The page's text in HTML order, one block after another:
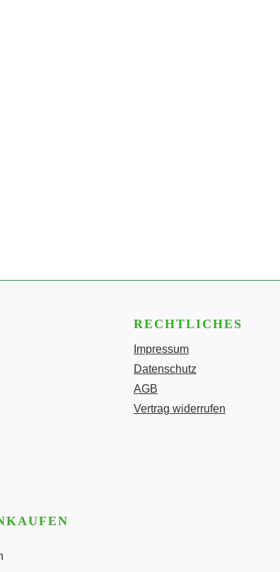
RECHTLICHES
Impressum
Datenschutz
AGB
Vertrag widerrufen